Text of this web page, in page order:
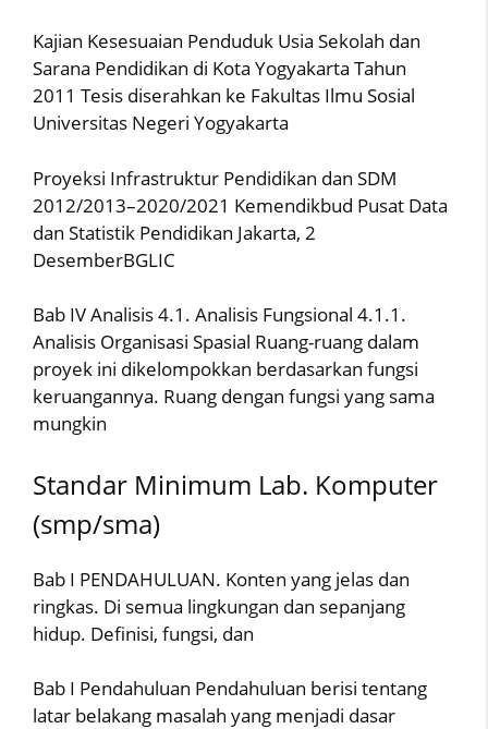
Kajian Kesesuaian Penduduk Usia Sekolah dan
Sarana Pendidikan di Kota Yogyakarta Tahun
2011 Tesis diserahkan ke Fakultas Ilmu Sosial
Universitas Negeri Yogyakarta
Proyeksi Infrastruktur Pendidikan dan SDM
2012/2013–2020/2021 Kemendikbud Pusat Data
dan Statistik Pendidikan Jakarta, 2
DesemberBGLIC
Bab IV Analisis 4.1. Analisis Fungsional 4.1.1.
Analisis Organisasi Spasial Ruang-ruang dalam
proyek ini dikelompokkan berdasarkan fungsi
keruangannya. Ruang dengan fungsi yang sama
mungkin
Standar Minimum Lab. Komputer
(smp/sma)
Bab I PENDAHULUAN. Konten yang jelas dan
ringkas. Di semua lingkungan dan sepanjang
hidup. Definisi, fungsi, dan
Bab I Pendahuluan Pendahuluan berisi tentang
latar belakang masalah yang menjadi dasar